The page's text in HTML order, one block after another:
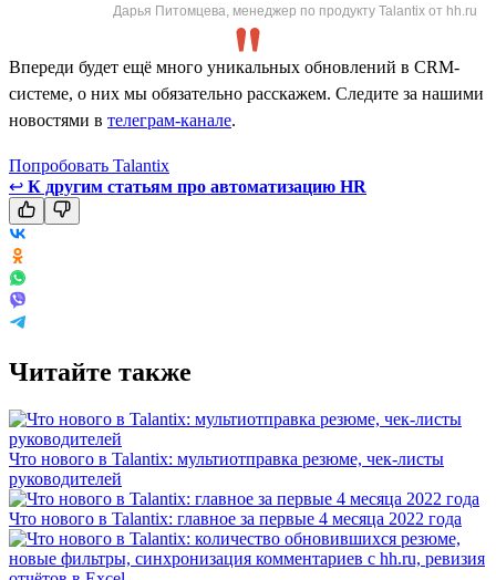
Дарья Питомцева, менеджер по продукту Talantix от hh.ru
Впереди будет ещё много уникальных обновлений в CRM-
системе, о них мы обязательно расскажем. Следите за нашими
новостями в телеграм-канале.
Попробовать Talantix
↩ К другим статьям про автоматизацию HR
Читайте также
Что нового в Talantix: мультиотправка резюме, чек-листы
руководителей
Что нового в Talantix: главное за первые 4 месяца 2022 года